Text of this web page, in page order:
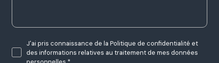
J'ai pris connaissance de la Politique de confidentialité et
des informations relatives au traitement de mes données